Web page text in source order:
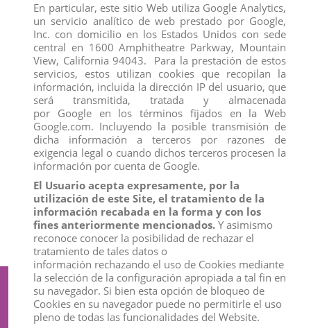
LINCE CANADIENSE
View
FIGURA LED FLASH 24860 DC
COMICS
View
1 2 3 … 17
FIGURAS
COMANSI
BULLYLAND
SCHLEICH
DEQUBE
FIGURAS DE COLECCIONISTAS
COLLECTA
Suscríbete a nuestro boletín
En particular, este sitio Web utiliza Google Analytics,
un servicio analítico de web prestado por Google,
Inc. con domicilio en los Estados Unidos con sede
central en 1600 Amphitheatre Parkway, Mountain
View, California 94043. Para la prestación de estos
servicios, estos utilizan cookies que recopilan la
información, incluida la dirección IP del usuario, que
será transmitida, tratada y almacenada
por Google en los términos fijados en la Web
Google.com. Incluyendo la posible transmisión de
dicha información a terceros por razones de
exigencia legal o cuando dichos terceros procesen la
información por cuenta de Google.
El Usuario acepta expresamente, por la
utilización de este Site, el tratamiento de la
información recabada en la forma y con los
fines anteriormente mencionados. Y asimismo
reconoce conocer la posibilidad de rechazar el
tratamiento de tales datos o
información rechazando el uso de Cookies mediante
la selección de la configuración apropiada a tal fin en
su navegador. Si bien esta opción de bloqueo de
Cookies en su navegador puede no permitirle el uso
pleno de todas las funcionalidades del Website.